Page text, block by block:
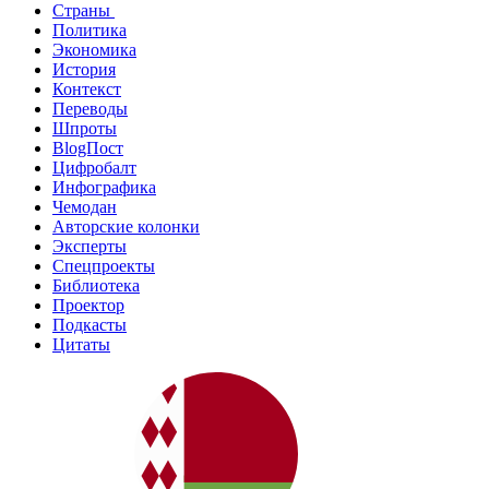
Страны
Политика
Экономика
История
Контекст
Переводы
Шпроты
BlogПост
Цифробалт
Инфографика
Чемодан
Авторские колонки
Эксперты
Спецпроекты
Библиотека
Проектор
Подкасты
Цитаты